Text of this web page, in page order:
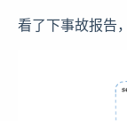
看了下事故报告